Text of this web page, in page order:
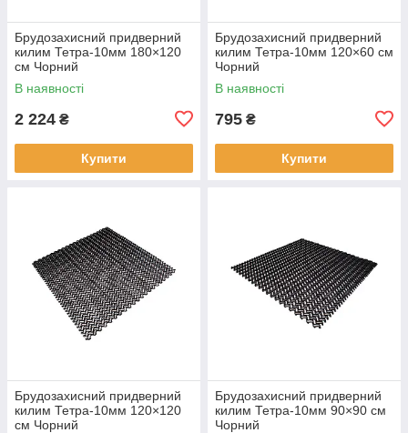
Брудозахисний придверний
килим Тетра-10мм 180×120
см Чорний
В наявності
2 224 ₴
Купити
Брудозахисний придверний
килим Тетра-10мм 120×60 см
Чорний
В наявності
795 ₴
Купити
Брудозахисний придверний
килим Тетра-10мм 120×120
см Чорний
Брудозахисний придверний
килим Тетра-10мм 90×90 см
Чорний